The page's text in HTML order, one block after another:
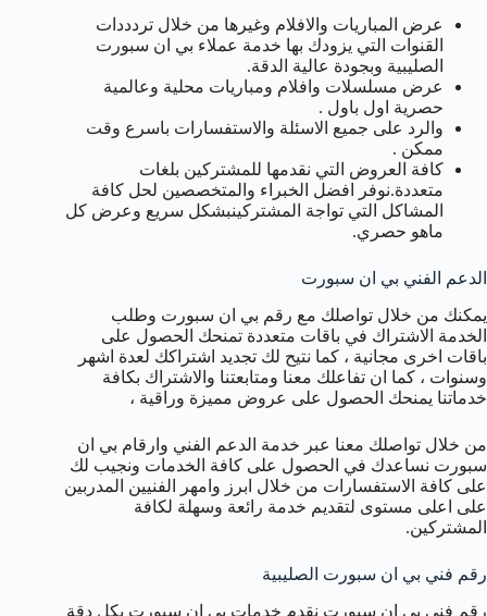
عرض المباريات والافلام وغيرها من خلال تردددات
القنوات التي يزودك بها خدمة عملاء بي ان سبورت
الصليبية وبجودة عالية الدقة.
عرض مسلسلات وافلام ومباريات محلية وعالمية
حصرية اول باول .
والرد على جميع الاسئلة والاستفسارات باسرع وقت
ممكن .
كافة العروض التي نقدمها للمشتركين بلغات
متعددة.نوفر افضل الخبراء والمتخصصين لحل كافة
المشاكل التي تواجة المشتركينبشكل سريع وعرض كل
ماهو حصري.
الدعم الفني بي ان سبورت
يمكنك من خلال تواصلك مع رقم بي ان سبورت وطلب
الخدمة الاشتراك في باقات متعددة تمنحك الحصول على
باقات اخرى مجانية ، كما نتيح لك تجديد اشتراكك لعدة اشهر
وسنوات ، كما ان تفاعلك معنا ومتابعتنا والاشتراك بكافة
خدماتنا يمنحك الحصول على عروض مميزة وراقية ،
من خلال تواصلك معنا عبر خدمة الدعم الفني وارقام بي ان
سبورت نساعدك في الحصول على كافة الخدمات ونجيب لك
على كافة الاستفسارات من خلال ابرز وامهر الفنيين المدربين
على اعلى مستوى لتقديم خدمة رائعة وسهلة لكافة
المشتركين.
رقم فني بي ان سبورت الصليبية
رقم فني بي ان سبورت نقدم خدمات بي ان سبورت بكل دقة